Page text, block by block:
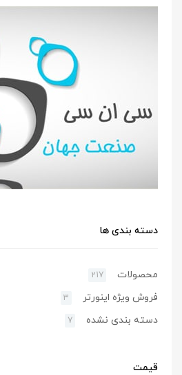
دسته بندی ها
محصولات 217
فروش ویژه اینورتر 3
دسته بندی نشده 7
قیمت